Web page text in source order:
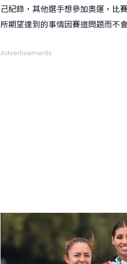
己紀錄，其他選手想參加奧運，比
所期望達到的事情因賽道問題而不
Advertisements